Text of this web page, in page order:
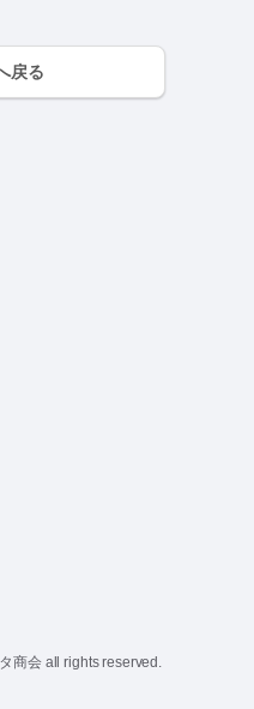
戻る
商会 all rights reserved.